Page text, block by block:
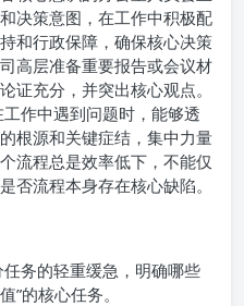
决策意图，在工作中积极配
和行政保障，确保核心决策
高层准备重要报告或会议材
证充分，并突出核心观点。
工作中遇到问题时，能够透
根源和关键症结，集中力量
流程总是效率低下，不能仅
否流程本身存在核心缺陷。
任务的轻重缓急，明确哪些
”的核心任务。